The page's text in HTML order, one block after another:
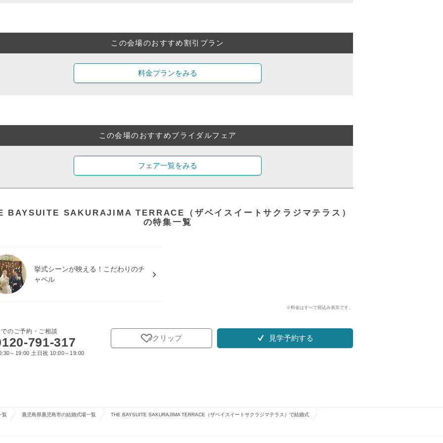
この会場のおすすめ割引プラン
料金プランをみる
この会場のおすすめブライダルフェア
フェア一覧をみる
BAYSUITE SAKURAJIMA TERRACE（ザベイスイートサクラジマテラス）
の特集一覧
挙式シーンが映える！こだわりのチ
ャペル
※料金はすべて税込み表示です。
のご予約・ご相談
791-317
～19:00 土日祝 10:00～19:00
クリップ 見学予約する
覧 鹿児島県鹿児島市の結婚式場一覧 THE BAYSUITE SAKURAJIMA TERRACE（ザベイスイートサクラジマテラス）で結婚式